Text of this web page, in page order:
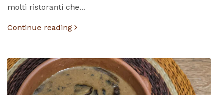
molti ristoranti che...
Continue reading